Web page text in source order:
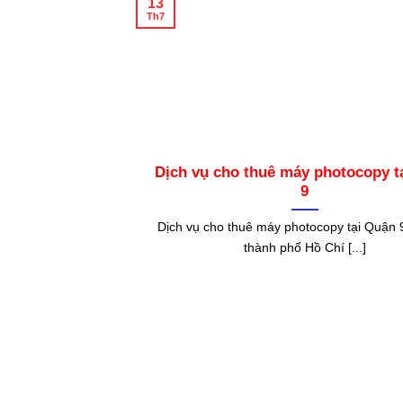
Dịch vụ cho thuê máy photocopy
9
Dịch vụ cho thuê máy photocopy tại Quận
thành phố Hồ Chí [...]
13
Th7